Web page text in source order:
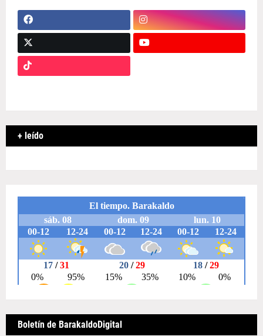
+ leído
Boletín de BarakaldoDigital